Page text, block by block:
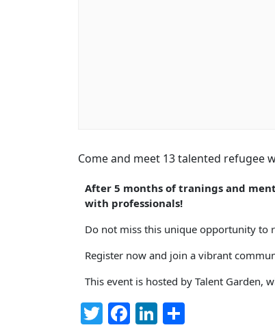
Come and meet 13 talented refugee
After 5 months of tranings and
with professionals!
Do not miss this unique opportunity to
Register now and join a vibrant
This event is hosted by Talent Garden,
Twitter
Facebook
LinkedIn